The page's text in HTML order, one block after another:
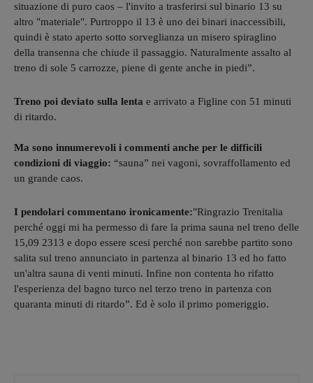
situazione di puro caos – l'invito a trasferirsi sul binario 13 su
altro "materiale". Purtroppo il 13 è uno dei binari inaccessibili,
quindi è stato aperto sotto sorveglianza un misero spiraglino
della transenna che chiude il passaggio. Naturalmente assalto al
treno di sole 5 carrozze, piene di gente anche in piedi”.
Treno poi deviato sulla lenta e arrivato a Figline con 51 minuti
di ritardo.
Ma sono innumerevoli i commenti anche per le difficili
condizioni di viaggio: “sauna” nei vagoni, sovraffollamento ed
un grande caos.
I pendolari commentano ironicamente:"Ringrazio Trenitalia
perché oggi mi ha permesso di fare la prima sauna nel treno delle
15,09 2313 e dopo essere scesi perché non sarebbe partito sono
salita sul treno annunciato in partenza al binario 13 ed ho fatto
un'altra sauna di venti minuti. Infine non contenta ho rifatto
l'esperienza del bagno turco nel terzo treno in partenza con
quaranta minuti di ritardo”. Ed è solo il primo pomeriggio.